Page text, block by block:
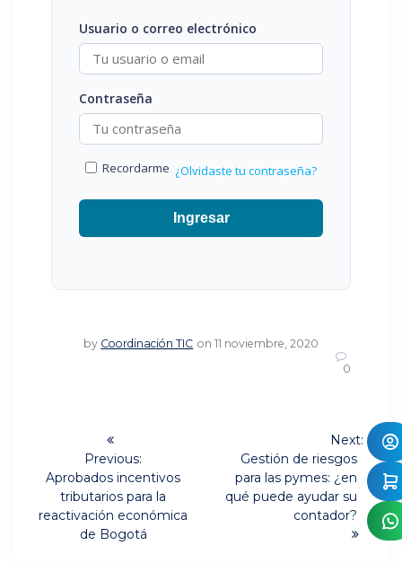
Usuario o correo electrónico
Contraseña
Recordarme ¿Olvidaste tu contraseña?
Ingresar
by Coordinación TIC on 11 noviembre, 2020
0
Navegación
entradas
Previous:
Previous
post:
Aprobados incentivos
tributarios para la
reactivación económica
de Bogotá
Next:
Next
post:
Gestión de riesgos
para las pymes: ¿en
qué puede ayudar su
contador?